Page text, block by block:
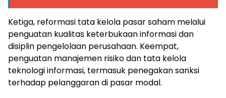
Ketiga, reformasi tata kelola pasar saham melalui
penguatan kualitas keterbukaan informasi dan
disiplin pengelolaan perusahaan. Keempat,
penguatan manajemen risiko dan tata kelola
teknologi informasi, termasuk penegakan sanksi
terhadap pelanggaran di pasar modal.